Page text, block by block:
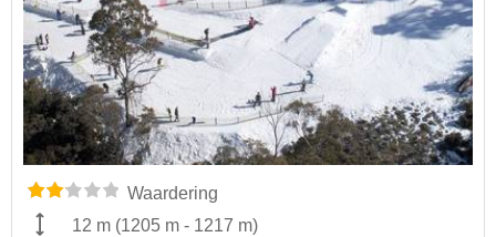
Waardering
12 m (1205 m - 1217 m)